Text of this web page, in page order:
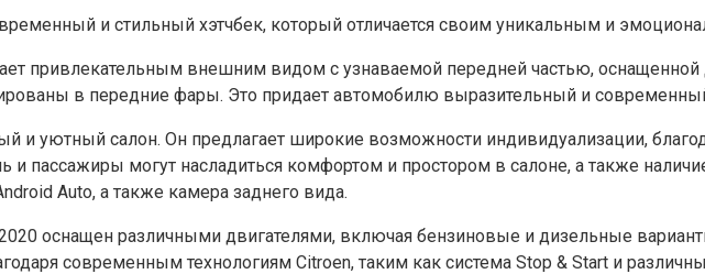
и стильный хэтчбек, который отличается своим уникальным и
привлекательным внешним видом с узнаваемой передней частью,
в передние фары. Это придает автомобилю выразительный и
и уютный салон. Он предлагает широкие возможности индивидуализации,
пассажиры могут насладиться комфортом и простором в салоне, а также
Auto, а также камера заднего вида.
2020 оснащен различными двигателями, включая бензиновые и дизельные
современным технологиям Citroen, таким как система Stop & Start и